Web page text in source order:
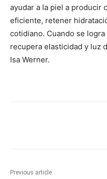
ayudar a la piel a producir
eficiente, retener
cotidiano. Cuando se
recupera elasticidad y luz
Isa Werner.
Previous article